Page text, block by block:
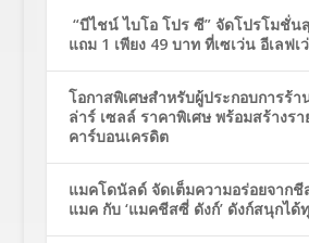
“บีไชน์ ไบโอ โปร ซี” จัดโปรโมชั่น
แถม 1 เพียง 49 บาท ที่เซเว่น อีเลฟเ
โอกาสพิเศษสำหรับผู้ประกอบการร้
ล่าร์ เซลล์ ราคาพิเศษ พร้อมสร้างร
คาร์บอนเครดิต
แมคโดนัลด์ จัดเต็มความอร่อยจาก
แมค กับ ‘แมคชีสซี่ ดังก์’ ดังก์สนุกได้